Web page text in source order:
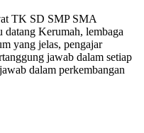
TK SD SMP SMA
Kerumah, lembaga
yang jelas, pengajar
jawab dalam setiap
dalam perkembangan